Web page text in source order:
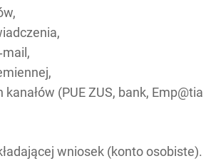
(PUE ZUS, bank, Emp@tia
wniosek (konto osobiste).